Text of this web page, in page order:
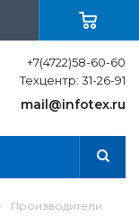
+7(4722)58-60-60
Техцентр: 31-26-91
mail@infotex.ru
- Производители